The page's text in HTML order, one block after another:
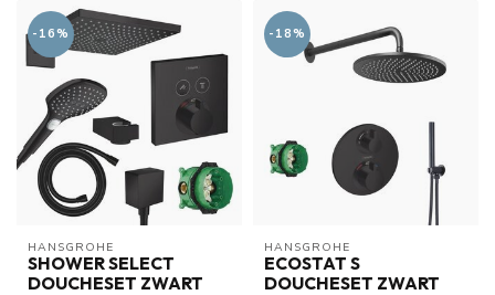
-16%
HANSGROHE
SHOWER SELECT
DOUCHESET ZWART
-18%
HANSGROHE
ECOSTAT S
DOUCHESET ZWART